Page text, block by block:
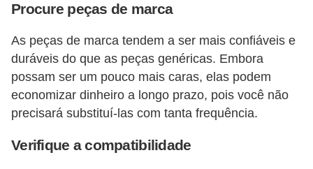
Procure peças de marca
As peças de marca tendem a ser mais confiáveis e
duráveis do que as peças genéricas. Embora
possam ser um pouco mais caras, elas podem
economizar dinheiro a longo prazo, pois você não
precisará substituí-las com tanta frequência.
Verifique a compatibilidade
r
o
s